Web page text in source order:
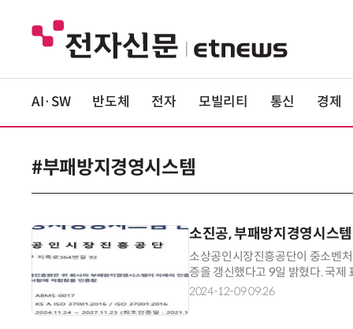
AI·SW 반도체 전자 모빌리티 통신 경제
#부패방지경영시스템
소진공, 부패방지경영시스
소상공인시장진흥공단이 중소벤
증을 갱신했다고 9일 밝혔다. 국
을 받은 후 매년 사후를 심사를 받
2024-12-09 09:26